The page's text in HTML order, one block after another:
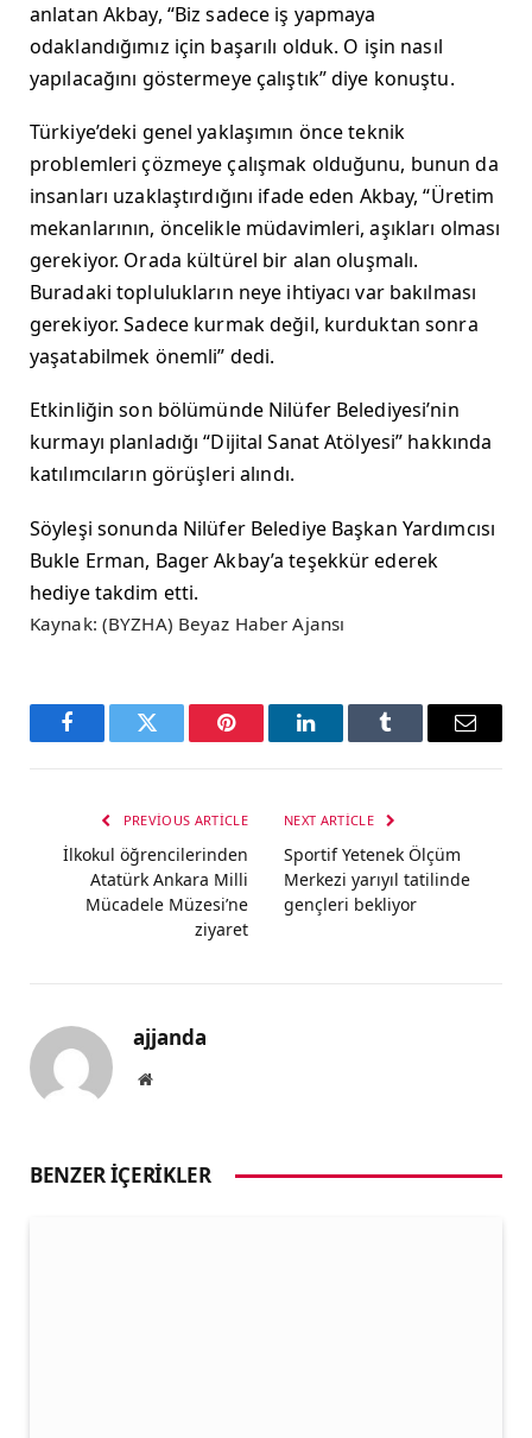
anlatan Akbay, “Biz sadece iş yapmaya
odaklandığımız için başarılı olduk. O işin nasıl
yapılacağını göstermeye çalıştık” diye konuştu.
Türkiye’deki genel yaklaşımın önce teknik
problemleri çözmeye çalışmak olduğunu, bunun da
insanları uzaklaştırdığını ifade eden Akbay, “Üretim
mekanlarının, öncelikle müdavimleri, aşıkları olması
gerekiyor. Orada kültürel bir alan oluşmalı.
Buradaki toplulukların neye ihtiyacı var bakılması
gerekiyor. Sadece kurmak değil, kurduktan sonra
yaşatabilmek önemli” dedi.
Etkinliğin son bölümünde Nilüfer Belediyesi’nin
kurmayı planladığı “Dijital Sanat Atölyesi” hakkında
katılımcıların görüşleri alındı.
Söyleşi sonunda Nilüfer Belediye Başkan Yardımcısı
Bukle Erman, Bager Akbay’a teşekkür ederek
hediye takdim etti.
Kaynak: (BYZHA) Beyaz Haber Ajansı
FacebookTwitter Pinterest LinkedInTumblr Email
PREVIOUS ARTICLE
İlkokul öğrencilerinden
Atatürk Ankara Milli
Mücadele Müzesi’ne
ziyaret
NEXT ARTICLE
Sportif Yetenek Ölçüm
Merkezi yarıyıl tatilinde
gençleri bekliyor
ajjanda
Website
BENZER İÇERIKLER